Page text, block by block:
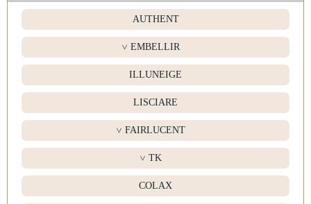
AUTHENT
> EMBELLIR
ILLUNEIGE
LISCIARE
> FAIRLUCENT
> TK
COLAX